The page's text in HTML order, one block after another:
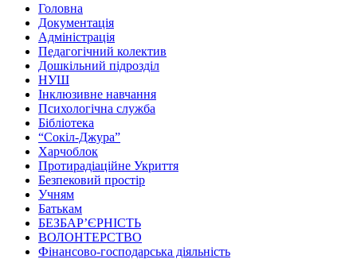
Головна
Документація
Адміністрація
Педагогічний колектив
Дошкільний підрозділ
НУШ
Інклюзивне навчання
Психологічна служба
Бібліотека
“Сокіл-Джура”
Харчоблок
Протирадіаційне Укриття
Безпековий простір
Учням
Батькам
БЕЗБАР’ЄРНІСТЬ
ВОЛОНТЕРСТВО
Фінансово-господарська діяльність